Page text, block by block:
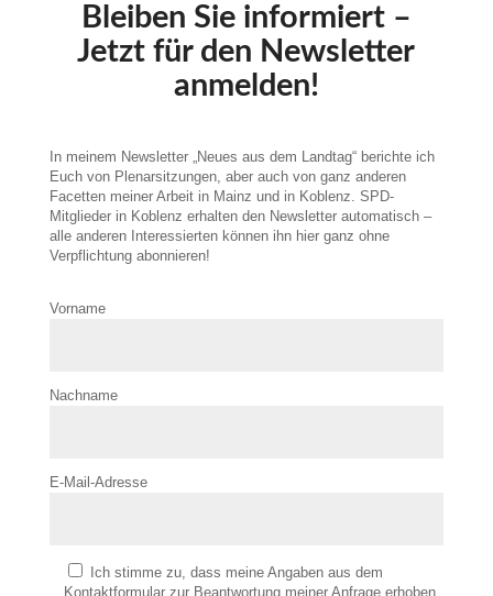
Bleiben Sie informiert –
Jetzt für den Newsletter
anmelden!
In meinem Newsletter „Neues aus dem Landtag“ berichte ich
Euch von Plenarsitzungen, aber auch von ganz anderen
Facetten meiner Arbeit in Mainz und in Koblenz. SPD-
Mitglieder in Koblenz erhalten den Newsletter automatisch –
alle anderen Interessierten können ihn hier ganz ohne
Verpflichtung abonnieren!
Vorname
Nachname
E-Mail-Adresse
Ich stimme zu, dass meine Angaben aus dem
Kontaktformular zur Beantwortung meiner Anfrage erhoben